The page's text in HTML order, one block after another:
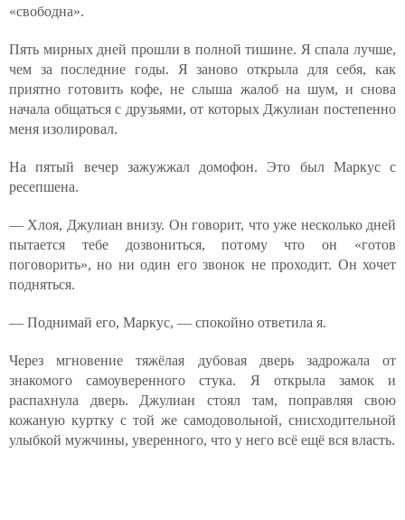
«свободна».
Пять мирных дней прошли в полной тишине. Я спала лучше,
чем за последние годы. Я заново открыла для себя, как
приятно готовить кофе, не слыша жалоб на шум, и снова
начала общаться с друзьями, от которых Джулиан постепенно
меня изолировал.
На пятый вечер зажужжал домофон. Это был Маркус с
ресепшена.
— Хлоя, Джулиан внизу. Он говорит, что уже несколько дней
пытается тебе дозвониться, потому что он «готов
поговорить», но ни один его звонок не проходит. Он хочет
подняться.
— Поднимай его, Маркус, — спокойно ответила я.
Через мгновение тяжёлая дубовая дверь задрожала от
знакомого самоуверенного стука. Я открыла замок и
распахнула дверь. Джулиан стоял там, поправляя свою
кожаную куртку с той же самодовольной, снисходительной
улыбкой мужчины, уверенного, что у него всё ещё вся власть.